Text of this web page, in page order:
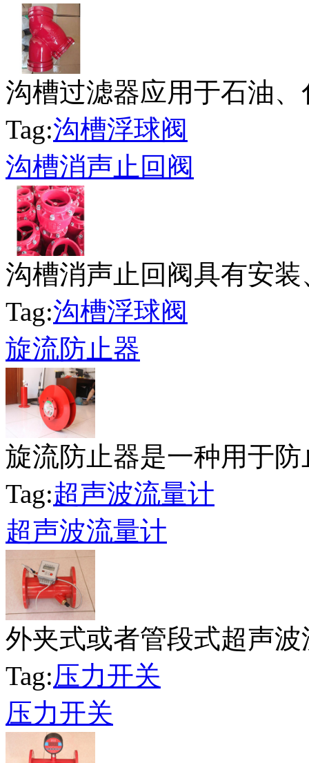
沟槽过滤器应用于石油
Tag:沟槽浮球阀
沟槽消声止回阀
沟槽消声止回阀具有安
Tag:沟槽浮球阀
旋流防止器
旋流防止器是一种用于防
Tag:超声波流量计
超声波流量计
外夹式或者管段式超声
Tag:压力开关
压力开关